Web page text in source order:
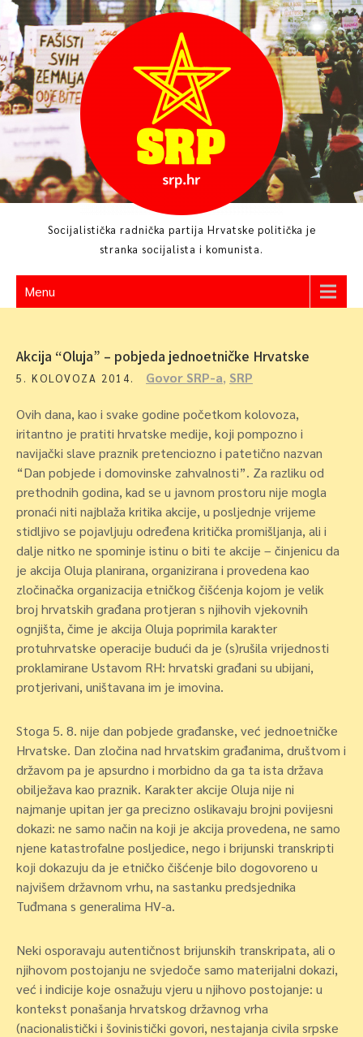
Skip
to
content
Socijalistička radnička partija Hrvatske politička je
stranka socijalista i komunista.
Menu
Akcija “Oluja” – pobjeda jednoetničke Hrvatske
5. KOLOVOZA 2014. Govor SRP-a, SRP
Ovih dana, kao i svake godine početkom kolovoza,
iritantno je pratiti hrvatske medije, koji pompozno i
navijački slave praznik pretenciozno i patetično nazvan
“Dan pobjede i domovinske zahvalnosti”. Za razliku od
prethodnih godina, kad se u javnom prostoru nije mogla
pronaći niti najblaža kritika akcije, u posljednje vrijeme
stidljivo se pojavljuju određena kritička promišljanja, ali i
dalje nitko ne spominje istinu o biti te akcije – činjenicu da
je akcija Oluja planirana, organizirana i provedena kao
zločinačka organizacija etničkog čišćenja kojom je velik
broj hrvatskih građana protjeran s njihovih vjekovnih
ognjišta, čime je akcija Oluja poprimila karakter
protuhrvatske operacije budući da je (s)rušila vrijednosti
proklamirane Ustavom RH: hrvatski građani su ubijani,
protjerivani, uništavana im je imovina.
Stoga 5. 8. nije dan pobjede građanske, već jednoetničke
Hrvatske. Dan zločina nad hrvatskim građanima, društvom i
državom pa je apsurdno i morbidno da ga ta ista država
obilježava kao praznik. Karakter akcije Oluja nije ni
najmanje upitan jer ga precizno oslikavaju brojni povijesni
dokazi: ne samo način na koji je akcija provedena, ne samo
njene katastrofalne posljedice, nego i brijunski transkripti
koji dokazuju da je etničko čišćenje bilo dogovoreno u
najvišem državnom vrhu, na sastanku predsjednika
Tuđmana s generalima HV-a.
Neki osporavaju autentičnost brijunskih transkripata, ali o
njihovom postojanju ne svjedoče samo materijalni dokazi,
već i indicije koje osnažuju vjeru u njihovo postojanje: u
kontekst ponašanja hrvatskog državnog vrha
(nacionalistički i šovinistički govori, nestajanja civila srpske